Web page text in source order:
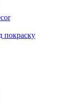
покраску